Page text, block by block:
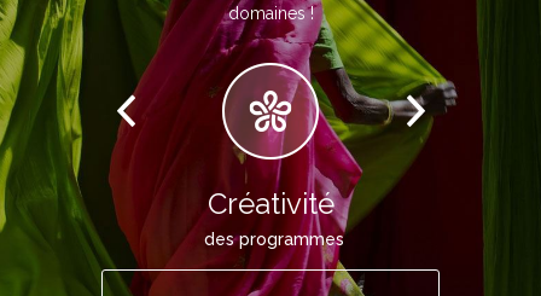
domaines !
Créativité
des programmes